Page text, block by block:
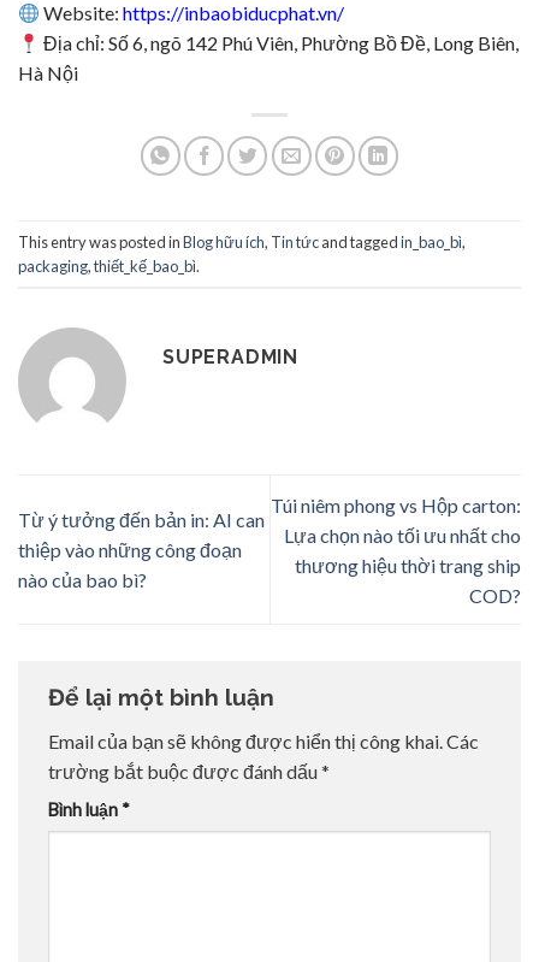
Website:https://inbaobiducphat.vn/
Địa chỉ: Số 6, ngõ 142 Phú Viên, Phường Bồ Đề, Long Biên,
Hà Nội
This entry was posted inBlog hữu ích, Tin tứcand taggedin_bao_bì,
packaging,thiết_kế_bao_bì.
SUPERADMIN
Từ ý tưởng đến bản in: AI can
thiệp vào những công đoạn
nào của bao bì?
Túi niêm phong vs Hộp carton:
Lựa chọn nào tối ưu nhất cho
thương hiệu thời trang ship
COD?
Để lại một bình luận
Email của bạn sẽ không được hiển thị công khai.Các
trường bắt buộc được đánh dấu*
Bình luận *